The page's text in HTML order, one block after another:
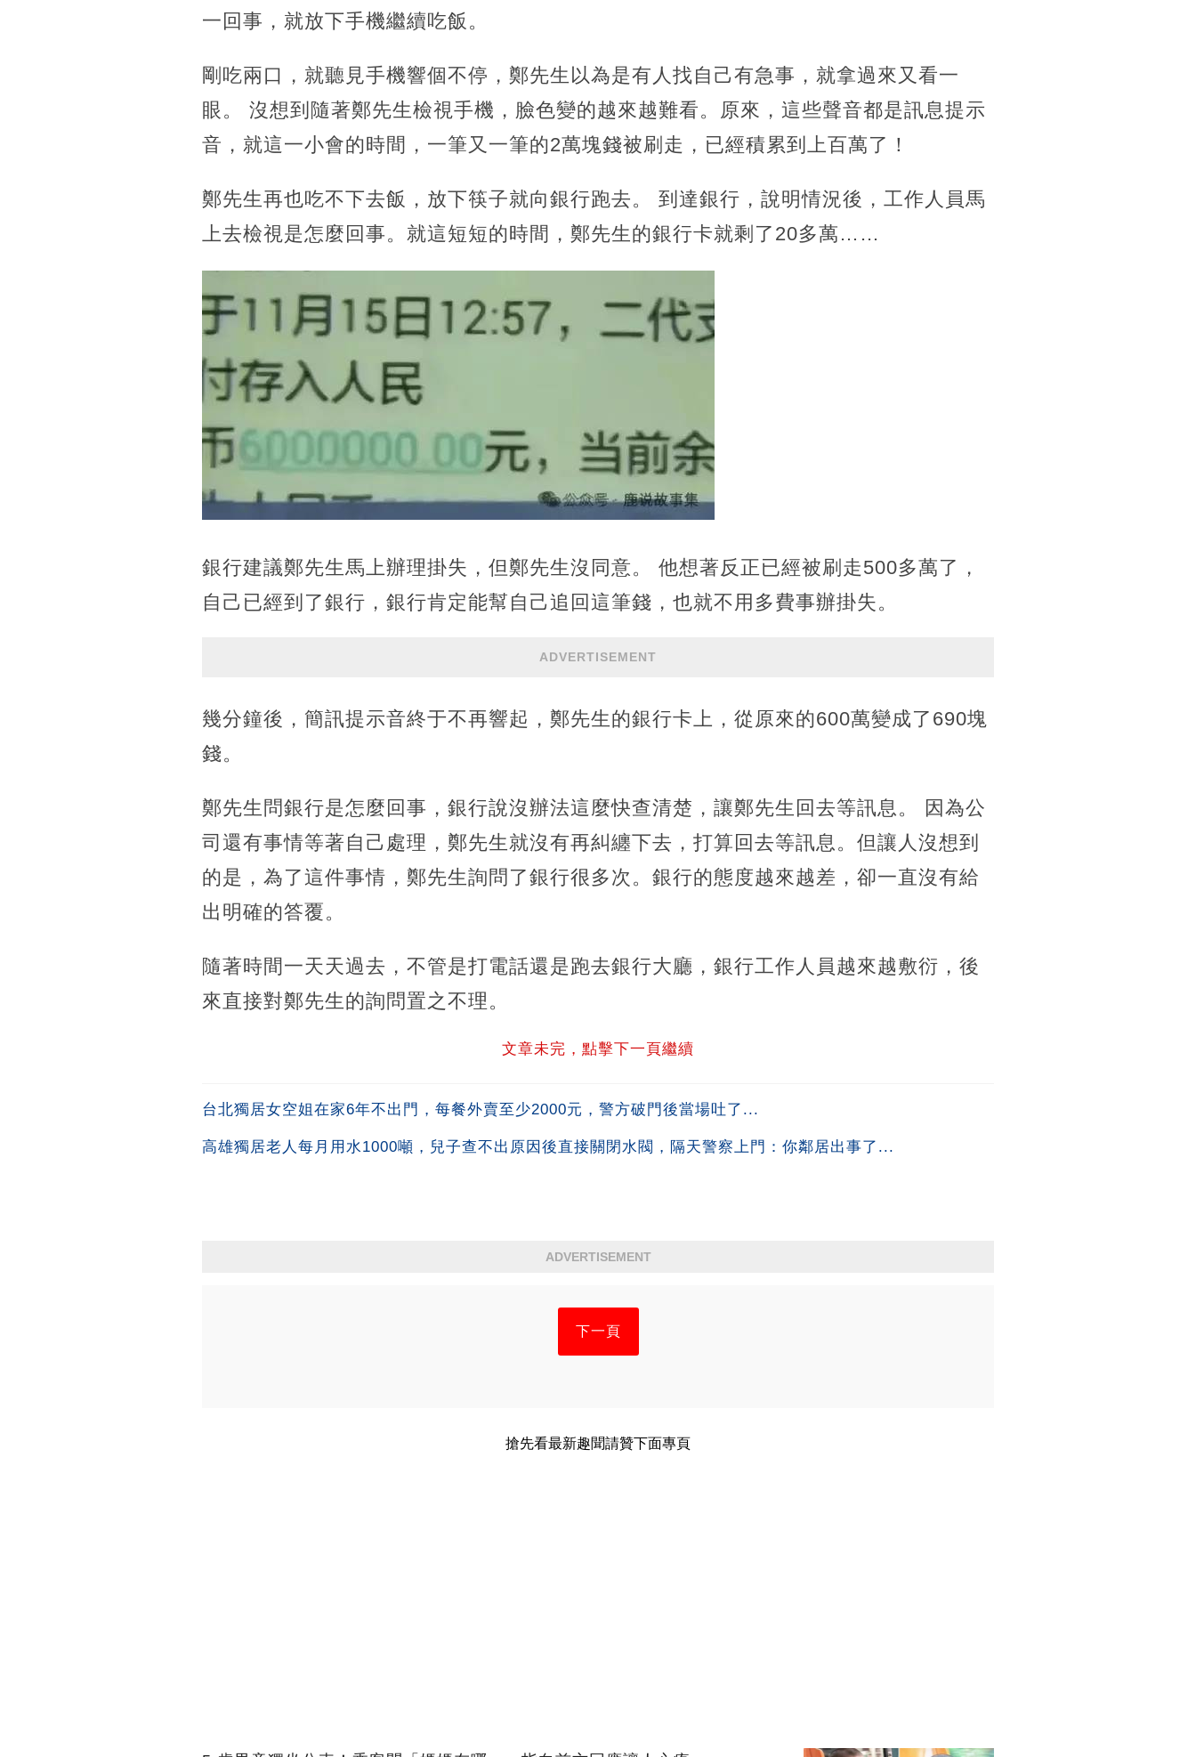
一回事，就放下手機繼續吃飯。
剛吃兩口，就聽見手機響個不停，鄭先生以為是有人找自己有急事，就拿過來又看一
眼。 沒想到隨著鄭先生檢視手機，臉色變的越來越難看。原來，這些聲音都是訊息提示
音，就這一小會的時間，一筆又一筆的2萬塊錢被刷走，已經積累到上百萬了！
鄭先生再也吃不下去飯，放下筷子就向銀行跑去。 到達銀行，說明情況後，工作人員馬
上去檢視是怎麼回事。就這短短的時間，鄭先生的銀行卡就剩了20多萬……
銀行建議鄭先生馬上辦理掛失，但鄭先生沒同意。 他想著反正已經被刷走500多萬了，
自己已經到了銀行，銀行肯定能幫自己追回這筆錢，也就不用多費事辦掛失。
ADVERTISEMENT
幾分鐘後，簡訊提示音終于不再響起，鄭先生的銀行卡上，從原來的600萬變成了690塊
錢。
鄭先生問銀行是怎麼回事，銀行說沒辦法這麼快查清楚，讓鄭先生回去等訊息。 因為公
司還有事情等著自己處理，鄭先生就沒有再糾纏下去，打算回去等訊息。但讓人沒想到
的是，為了這件事情，鄭先生詢問了銀行很多次。銀行的態度越來越差，卻一直沒有給
出明確的答覆。
隨著時間一天天過去，不管是打電話還是跑去銀行大廳，銀行工作人員越來越敷衍，後
來直接對鄭先生的詢問置之不理。
文章未完，點擊下一頁繼續
台北獨居女空姐在家6年不出門，每餐外賣至少2000元，警方破門後當場吐了...
高雄獨居老人每月用水1000噸，兒子查不出原因後直接關閉水閥，隔天警察上門：你鄰居出事了...
ADVERTISEMENT
下一頁
搶先看最新趣聞請贊下面專頁